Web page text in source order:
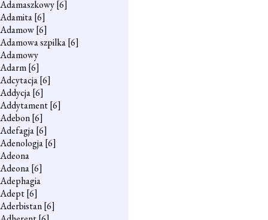
Adamaszkowy[6]
Adamita[6]
Adamow[6]
Adamowa szpilka[6]
Adamowy
Adarm[6]
Adcytacja[6]
Addycja[6]
Addytament[6]
Adebon[6]
Adefagja[6]
Adenologja[6]
Adeona
Adeona[6]
Adephagia
Adept[6]
Aderbistan[6]